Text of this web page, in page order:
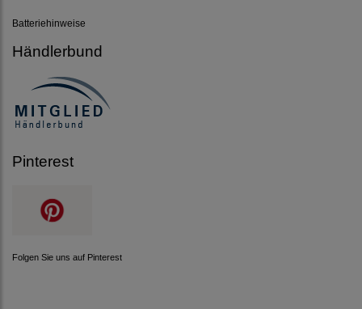
Batteriehinweise
Händlerbund
Pinterest
Folgen Sie uns auf Pinterest